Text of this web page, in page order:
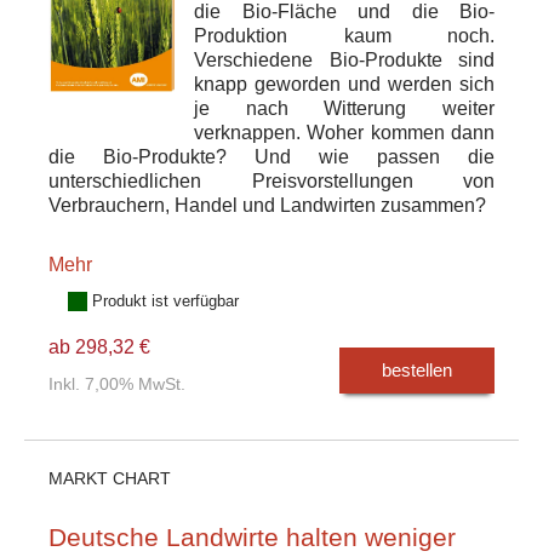
die Bio-Fläche und die Bio-
Produktion kaum noch.
Verschiedene Bio-Produkte sind
knapp geworden und werden sich
je nach Witterung weiter
verknappen. Woher kommen dann
die Bio-Produkte? Und wie passen die
unterschiedlichen Preisvorstellungen von
Verbrauchern, Handel und Landwirten zusammen?
Mehr
Produkt ist verfügbar
ab 298,32 €
Inkl. 7,00% MwSt.
bestellen
MARKT CHART
Deutsche Landwirte halten weniger